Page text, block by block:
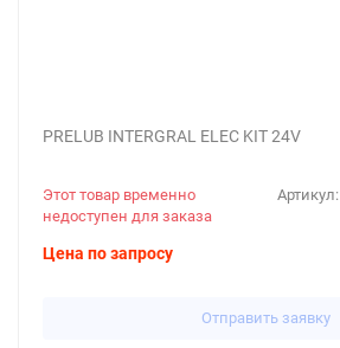
PRELUB INTERGRAL ELEC KIT 24V
Артикул:
Этот товар временно
недоступен для заказа
Цена по запросу
Отправить заявку